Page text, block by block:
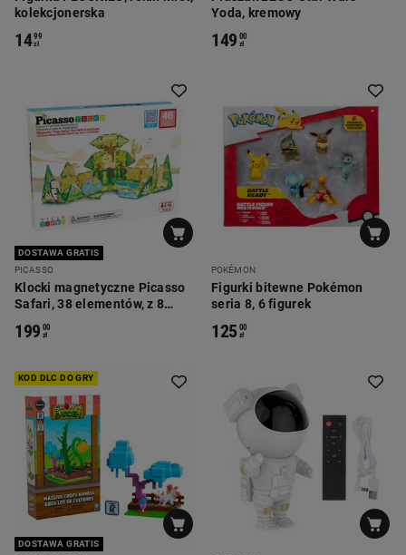
kolekcjonerska
1499
zł
Yoda, kremowy
149 00
zł
DOSTAWA GRATIS
PICASSO
Klocki magnetyczne Picasso
Safari, 38 elementów, z 8
199 00
zł
POKÉMON
Figurki bitewne Pokémon
seria 8, 6 figurek
125 00
zł
KOD DLC DO GRY
DOSTAWA GRATIS